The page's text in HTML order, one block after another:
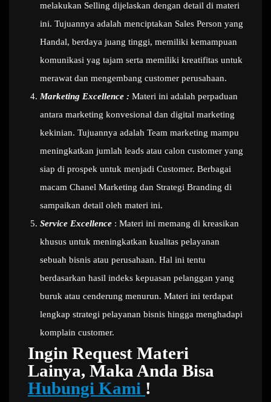
melakukan Selling dijelaskan dengan detail di materi
ini. Tujuannya adalah menciptakan Sales Person yang
Handal, berdaya juang tinggi, memiliki kemampuan
komunikasi yag tajam serta memiliki kreatifitas untuk
merawat dan mengembang customer perusahaan.
Marketing Excellence : Materi ini adalah perpaduan
antara marketing konvesional dan digital marketing
kekinian. Tujuannya adalah Team marketing mampu
meningkatkan jumlah leads atau calon customer yang
siap di prospek untuk menjadi Customer. Berbagai
macam Chanel Marketing dan Strategi Branding di
sampaikan detail oleh materi ini.
Service Excellence : Materi ini memang di kreasikan
khusus untuk meningkatkan kualitas pelayanan
sebuah bisnis atau perusahaan. Hal ini tentu
berdasarkan hasil indeks kepuasan pelanggan yang
buruk atau cenderung menurun. Materi ini terdapat
lengkap strategi pelayanan bisnis hingga menghadapi
komplain customer.
Ingin Request Materi
Lainya, Maka Anda Bisa
Hubungi Kami !